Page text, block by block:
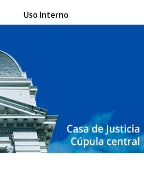
Uso Interno